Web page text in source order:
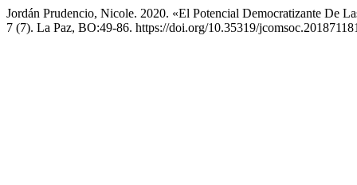
Jordán Prudencio, Nicole. 2020. «El Potencial Democratizante De
7 (7). La Paz, BO:49-86. https://doi.org/10.35319/